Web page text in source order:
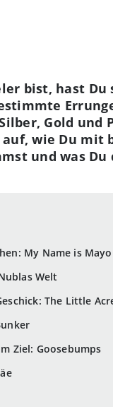
My Name is Mayo
Welt
The Little
Ziel: Goosebumps
bist, hast
Gold
wie Du mit
und was